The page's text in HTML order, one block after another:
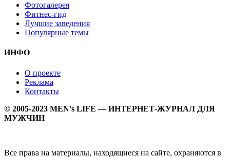
Фотогалерея
Фитнес-гид
Лучшие заведения
Популярные темы
ИНФО
О проекте
Реклама
Контакты
© 2005-2023 MEN's LIFE — ИНТЕРНЕТ-ЖУРНАЛ ДЛЯ
МУЖЧИН
Все права на материалы, находящиеся на сайте, охраняются в